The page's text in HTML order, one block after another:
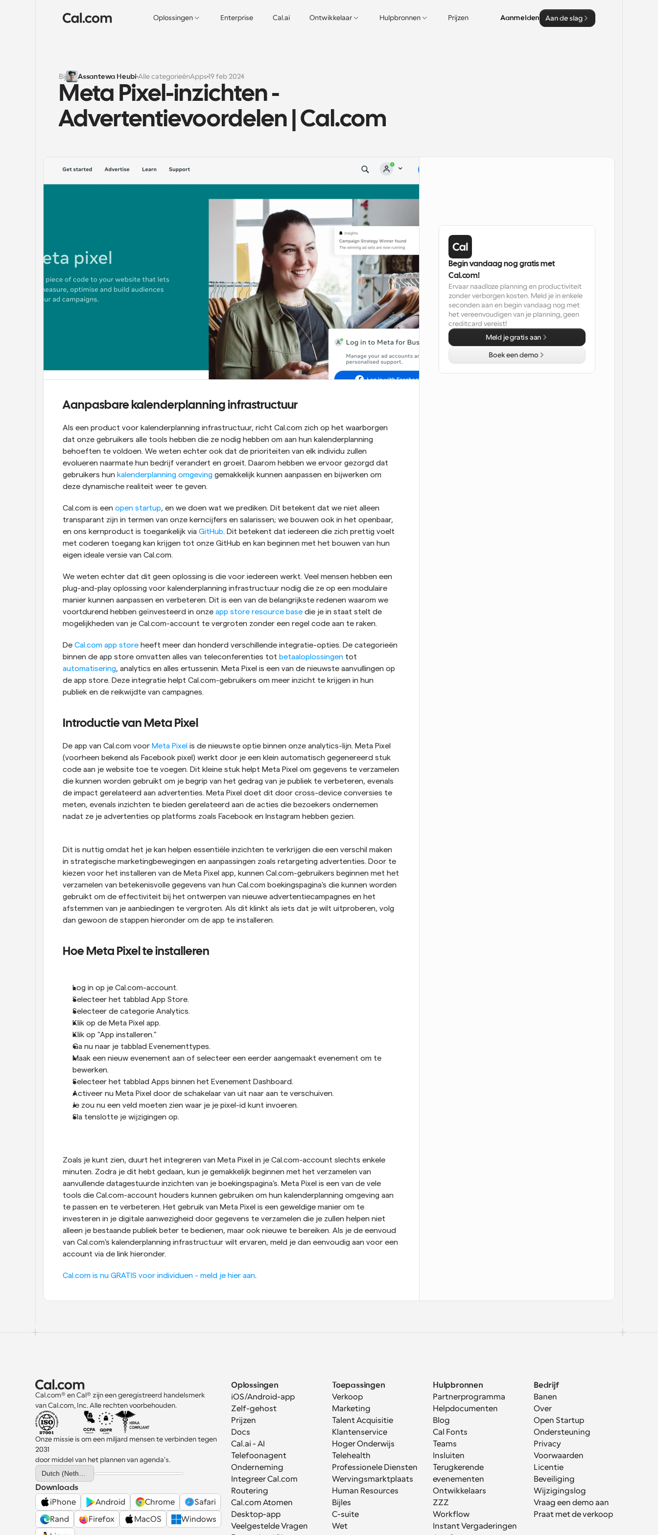
Oplossingen Enterprise Cal.ai Ontwikkelaar Hulpbronnen Prijzen Aanmelden Aan de slag
Bij Assantewa Heubi Alle categorieënApps 19 feb 2024
Meta Pixel-inzichten -
Advertentievoordelen | Cal.com
Aanpasbare kalenderplanning infrastructuur
Als een product voor kalenderplanning infrastructuur, richt Cal.com zich op het waarborgen
dat onze gebruikers alle tools hebben die ze nodig hebben om aan hun kalenderplanning
behoeften te voldoen. We weten echter ook dat de prioriteiten van elk individu zullen
evolueren naarmate hun bedrijf verandert en groeit. Daarom hebben we ervoor gezorgd dat
gebruikers hun kalenderplanning omgeving gemakkelijk kunnen aanpassen en bijwerken om
deze dynamische realiteit weer te geven.
Cal.com is een open startup, en we doen wat we prediken. Dit betekent dat we niet alleen
transparant zijn in termen van onze kerncijfers en salarissen; we bouwen ook in het openbaar,
en ons kernproduct is toegankelijk via GitHub. Dit betekent dat iedereen die zich prettig voelt
met coderen toegang kan krijgen tot onze GitHub en kan beginnen met het bouwen van hun
eigen ideale versie van Cal.com.
We weten echter dat dit geen oplossing is die voor iedereen werkt. Veel mensen hebben een
plug-and-play oplossing voor kalenderplanning infrastructuur nodig die ze op een modulaire
manier kunnen aanpassen en verbeteren. Dit is een van de belangrijkste redenen waarom we
voortdurend hebben geïnvesteerd in onze app store resource base die je in staat stelt de
mogelijkheden van je Cal.com-account te vergroten zonder een regel code aan te raken.
De Cal.com app store heeft meer dan honderd verschillende integratie-opties. De categorieën
binnen de app store omvatten alles van teleconferenties tot betaaloplossingen
automatisering, analytics en alles ertussenin. Meta Pixel is een van de nieuwste aanvullingen op
de app store. Deze integratie helpt Cal.com-gebruikers om meer inzicht te krijgen in hun
publiek en de reikwijdte van campagnes.
Introductie van Meta Pixel
De app van Cal.com voor Meta Pixel is de nieuwste optie binnen onze analytics-lijn. Meta Pixel
(voorheen bekend als Facebook pixel) werkt door je een klein automatisch gegenereerd stuk
code aan je website toe te voegen. Dit kleine stuk helpt Meta Pixel om gegevens te verzamelen
die kunnen worden gebruikt om je begrip van het gedrag van je publiek te verbeteren, evenals
de impact gerelateerd aan advertenties. Meta Pixel doet dit door cross-device conversies te
meten, evenals inzichten te bieden gerelateerd aan de acties die bezoekers ondernemen
nadat ze je advertenties op platforms zoals Facebook en Instagram hebben gezien.
Dit is nuttig omdat het je kan helpen essentiële inzichten te verkrijgen die een verschil maken
in strategische marketingbewegingen en aanpassingen zoals retargeting advertenties. Door te
kiezen voor het installeren van de Meta Pixel app, kunnen Cal.com-gebruikers beginnen met het
verzamelen van betekenisvolle gegevens van hun Cal.com boekingspagina's die kunnen worden
gebruikt om de effectiviteit bij het ontwerpen van nieuwe advertentiecampagnes en het
afstemmen van je aanbiedingen te vergroten. Als dit klinkt als iets dat je wilt uitproberen, volg
dan gewoon de stappen hieronder om de app te installeren.
Hoe Meta Pixel te installeren
Log in op je Cal.com-account.
Selecteer het tabblad App Store.
Selecteer de categorie Analytics.
Klik op de Meta Pixel app.
Klik op "App installeren."
Ga nu naar je tabblad Evenementtypes.
Maak een nieuw evenement aan of selecteer een eerder aangemaakt evenement om te
bewerken.
Selecteer het tabblad Apps binnen het Evenement Dashboard.
Activeer nu Meta Pixel door de schakelaar van uit naar aan te verschuiven.
Je zou nu een veld moeten zien waar je je pixel-id kunt invoeren.
Sla tenslotte je wijzigingen op.
Zoals je kunt zien, duurt het integreren van Meta Pixel in je Cal.com-account slechts enkele
minuten. Zodra je dit hebt gedaan, kun je gemakkelijk beginnen met het verzamelen van
aanvullende datagestuurde inzichten van je boekingspagina's. Meta Pixel is een van de vele
tools die Cal.com-account houders kunnen gebruiken om hun kalenderplanning omgeving aan
te passen en te verbeteren. Het gebruik van Meta Pixel is een geweldige manier om te
investeren in je digitale aanwezigheid door gegevens te verzamelen die je zullen helpen niet
alleen je bestaande publiek beter te bedienen, maar ook nieuwe te bereiken. Als je de eenvoud
van Cal.com's kalenderplanning infrastructuur wilt ervaren, meld je dan eenvoudig aan voor een
account via de link hieronder.
Cal.com is nu GRATIS voor individuen - meld je hier aan.
Begin vandaag nog gratis met
Cal.com!
Ervaar naadloze planning en productiviteit
zonder verborgen kosten. Meld je in enkele
seconden aan en begin vandaag nog met
het vereenvoudigen van je planning, geen
creditcard vereist!
Meld je gratis aan
Boek een demo
Cal.com® en Cal® zijn een geregistreerd handelsmerk
van Cal.com, Inc. Alle rechten voorbehouden.
Onze missie is om een miljard mensen te verbinden tegen
2031
door middel van het plannen van agenda's.
Select Language
Downloads
iPhone
Android Chrome
Safari
Rand
Firefox MacOS
Windows
Oplossingen
iOS/Android-app
Zelf-gehost
Prijzen
Docs
Cal.ai - AI
Telefoonagent
Onderneming
Integreer Cal.com
Routering
Cal.com Atomen
Desktop-app
Veelgestelde Vragen
Toepassingen
Verkoop
Marketing
Talent Acquisitie
Klantenservice
Hoger Onderwijs
Telehealth
Professionele Diensten
Wervingsmarktplaats
Human Resources
Bijles
C-suite
Wet
Hulpbronnen
Partnerprogramma
Helpdocumenten
Blog
Cal Fonts
Teams
Insluiten
Terugkerende
evenementen
Ontwikkelaars
ZZZ
Workflow
Instant Vergaderingen
Bedrijf
Banen
Over
Open Startup
Ondersteuning
Privacy
Voorwaarden
Licentie
Beveiliging
Wijzigingslog
Vraag een demo aan
Praat met de verkoop